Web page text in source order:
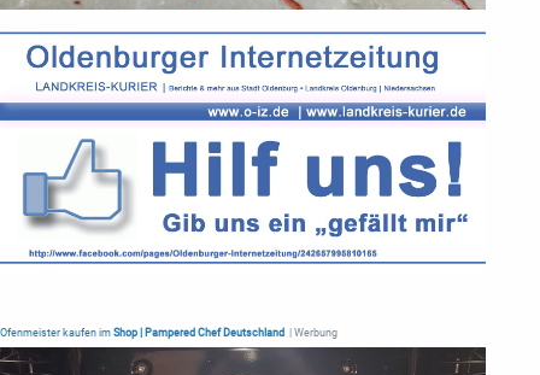
Ofenmeister kaufen im Shop | Pampered Chef Deutschland | Werbung